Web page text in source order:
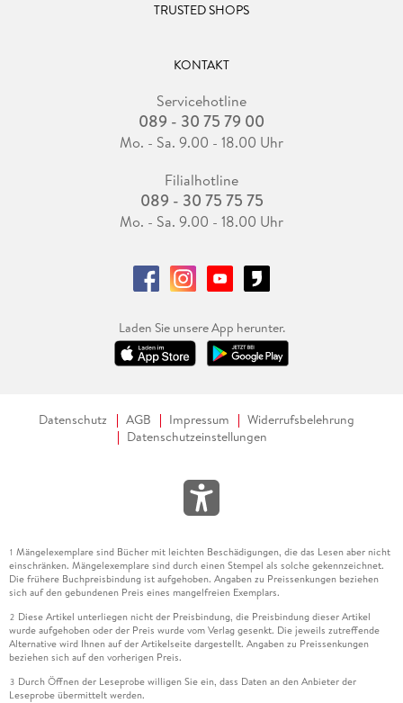
TRUSTED SHOPS
KONTAKT
Servicehotline
089 - 30 75 79 00
Mo. - Sa. 9.00 - 18.00 Uhr
Filialhotline
089 - 30 75 75 75
Mo. - Sa. 9.00 - 18.00 Uhr
Laden Sie unsere App herunter.
Datenschutz AGB Impressum
Widerrufsbelehrung
Datenschutzeinstellungen
1 Mängelexemplare sind Bücher mit leichten Beschädigungen, die das Lesen aber nicht
einschränken. Mängelexemplare sind durch einen Stempel als solche gekennzeichnet.
Die frühere Buchpreisbindung ist aufgehoben. Angaben zu Preissenkungen beziehen
sich auf den gebundenen Preis eines mangelfreien Exemplars.
2 Diese Artikel unterliegen nicht der Preisbindung, die Preisbindung dieser Artikel
wurde aufgehoben oder der Preis wurde vom Verlag gesenkt. Die jeweils zutreffende
Alternative wird Ihnen auf der Artikelseite dargestellt. Angaben zu Preissenkungen
beziehen sich auf den vorherigen Preis.
3 Durch Öffnen der Leseprobe willigen Sie ein, dass Daten an den Anbieter der
Leseprobe übermittelt werden.